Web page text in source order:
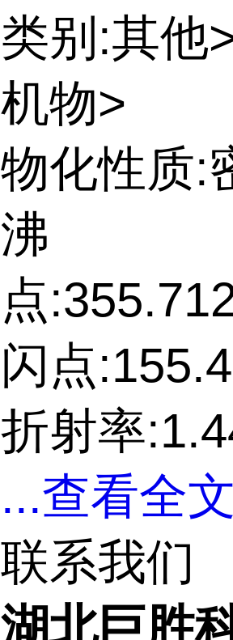
类别:其他
机物>
物化性质:
沸
点
闪点
折射率
...查看全
联系我们
湖北巨胜